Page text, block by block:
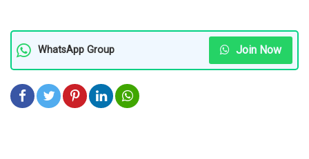
WhatsApp Group Join Now